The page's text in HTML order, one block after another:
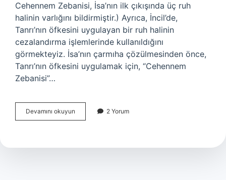
Cehennem Zebanisi, İsa’nın ilk çıkışında üç ruh
halinin varlığını bildirmiştir.) Ayrıca, İncil’de,
Tanrı’nın öfkesini uygulayan bir ruh halinin
cezalandırma işlemlerinde kullanıldığını
görmekteyiz. İsa’nın çarmıha çözülmesinden önce,
Tanrı’nın öfkesini uygulamak için, “Cehennem
Zebanisi”…
Devamını okuyun Cehennem
zebanisi
2 Yorum